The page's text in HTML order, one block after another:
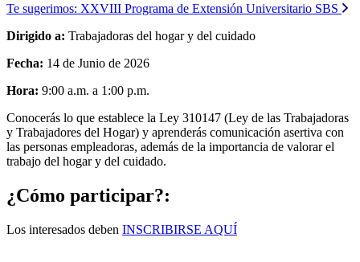
Te sugerimos: XXVIII Programa de Extensión Universitario SBS
Dirigido a: Trabajadoras del hogar y del cuidado
Fecha: 14 de Junio de 2026
Hora: 9:00 a.m. a 1:00 p.m.
Conocerás lo que establece la Ley 310147 (Ley de las Trabajadoras
y Trabajadores del Hogar) y aprenderás comunicación asertiva con
las personas empleadoras, además de la importancia de valorar el
trabajo del hogar y del cuidado.
¿Cómo participar?:
Los interesados deben INSCRIBIRSE AQUÍ